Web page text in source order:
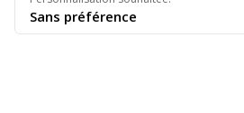
Sans préférence